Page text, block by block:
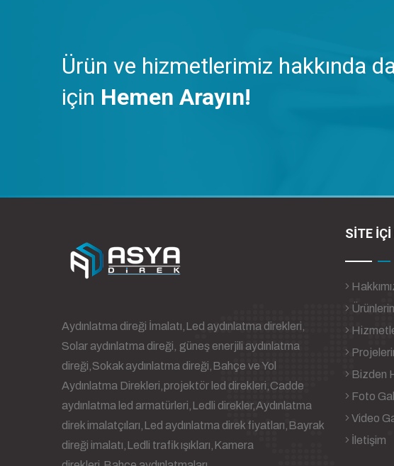
Ürün ve hizmetlerimiz hakkında
için Hemen Arayın!
Aydınlatma direği İmalatı,Led aydınlatma direkleri,
Solar aydınlatma direği, güneş enerjili aydınlatma
direği,Sokak aydınlatma direği,Bahçe ve Yol
Aydınlatma Direkleri,projektör led direkleri,Cadde
aydınlatma led armatürleri,Ledli direkler,Aydınlatma
direk imalatçıları,Led aydınlatma direk fiyatları,Bayrak
direği imalatı,Ledli trafik ışıkları,Kamera
SİTE
Bizden
Foto
Video
İletişim